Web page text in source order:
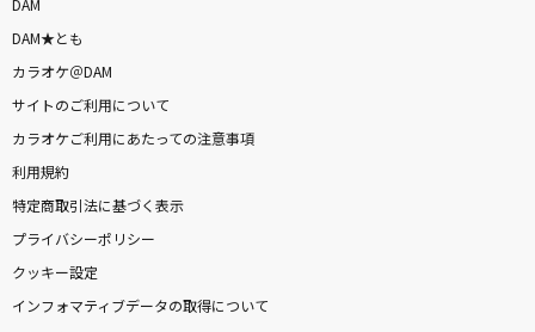
DAM
DAM★とも
カラオケ＠DAM
サイトのご利用について
カラオケご利用にあたっての注意事項
利用規約
特定商取引法に基づく表示
プライバシーポリシー
クッキー設定
インフォマティブデータの取得について